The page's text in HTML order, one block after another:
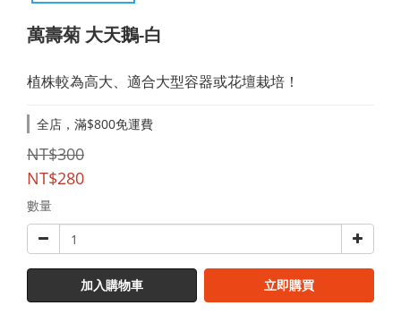
萬壽菊 大天鵝-白
植株較為高大、適合大型容器或花壇栽培！
全店，滿$800免運費
NT$300
NT$280
數量
加入購物車 立即購買